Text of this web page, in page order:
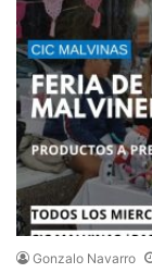
Gonzalo Navarro